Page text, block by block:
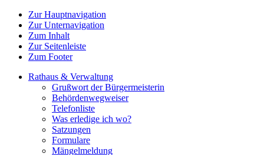
Zur Hauptnavigation
Zur Unternavigation
Zum Inhalt
Zur Seitenleiste
Zum Footer
Rathaus & Verwaltung
Grußwort der Bürgermeisterin
Behördenwegweiser
Telefonliste
Was erledige ich wo?
Satzungen
Formulare
Mängelmeldung